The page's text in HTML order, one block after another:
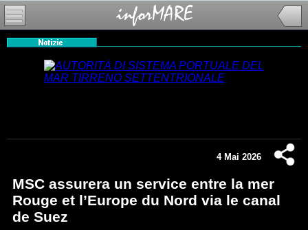
4 Mai 2026
MSC assurera un service entre la mer
Rouge et l’Europe du Nord via le canal
de Suez